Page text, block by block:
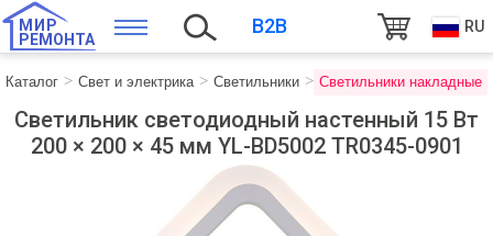
МИР
РЕМОНТА
B2B RU
Каталог Свет и электрика Светильники Светильники накладные
Светильник светодиодный настенный 15 Вт
200 × 200 × 45 мм YL-BD5002 TR0345-0901